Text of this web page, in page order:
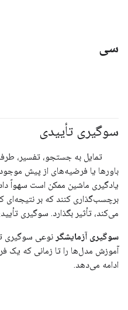
سی
سوگیری تأییدی
تمایل به جستجو، تفسیر،
باورها یا فرضیه‌های از پیش
یادگیری ماشین ممکن است سهواً
برچسب‌گذاری کنند که بر نتیجه‌ای
می‌کند، تأثیر بگذارد. سوگیری
سوگیری آزمایشگر نوعی سوگیری
آموزش مدل‌ها را تا زمانی که یک
ادامه می‌دهد.